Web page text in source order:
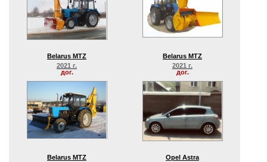
Belarus MTZ
2021 г.
дог.
Belarus MTZ
2021 г.
дог.
Belarus MTZ
Opel Astra